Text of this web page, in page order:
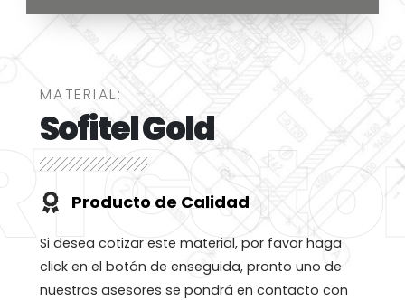
MATERIAL:
Sofitel Gold
Producto de Calidad
Si desea cotizar este material, por favor haga
click en el botón de enseguida, pronto uno de
nuestros asesores se pondrá en contacto con